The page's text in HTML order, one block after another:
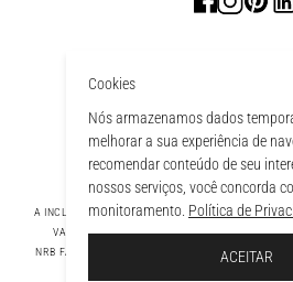
Cookies
Nós armazenamos dados
melhorar a sua experiência de
recomendar conteúdo de seu
nossos serviços, você concorda
monitoramento. Política de
ACEITAR
SACOLA
A INCLUSÃO DE UM PRODUTO NA SACOLA NÃO
VARIAÇÃO, PREVALECERÁ O PREÇO VIGENTE
NRB FASHION COMPANY LTDA - AV. TAMBORE,